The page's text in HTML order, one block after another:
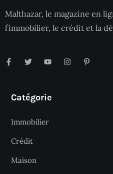
Malthazar, le magazine en
l’immobilier, le crédit et la
Catégorie
Immobilier
Crédit
Maison